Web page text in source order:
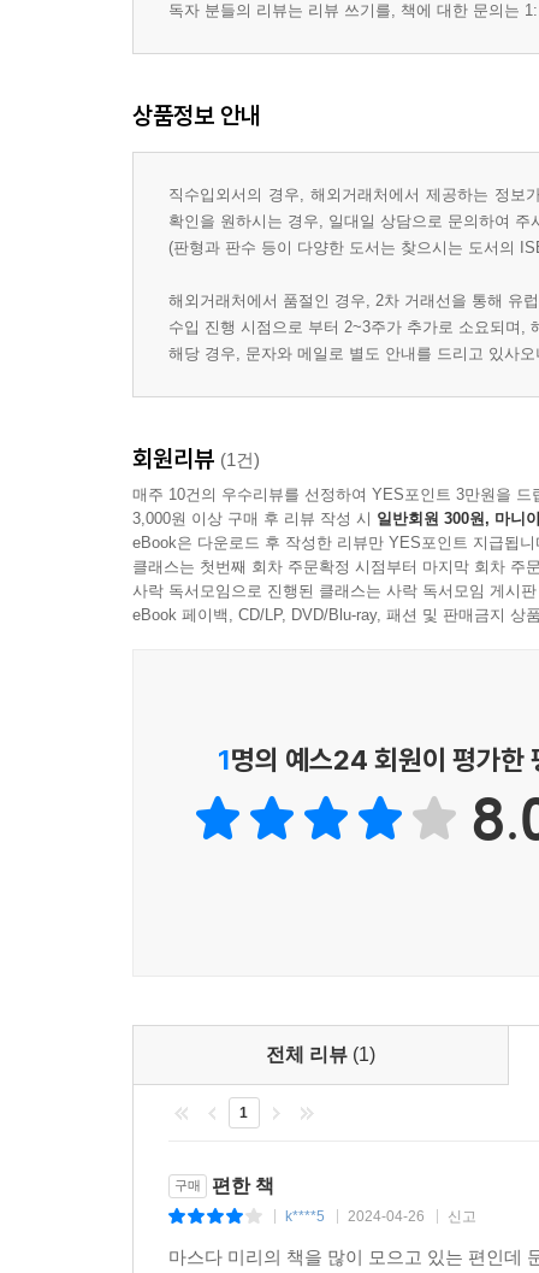
독자 분들의 리뷰는 리뷰 쓰기를, 책에 대한 문의는
상품정보 안내
직수입외서의 경우, 해외거래처에서 제공하는 정
확인을 원하시는 경우, 일대일 상담으로 문의하여 주
(판형과 판수 등이 다양한 도서는 찾으시는 도서의
해외거래처에서 품절인 경우, 2차 거래선을 통해 유
수입 진행 시점으로 부터 2~3주가 추가로 소요되며,
해당 경우, 문자와 메일로 별도 안내를 드리고 있사
회원리뷰 (1건)
매주 10건의 우수리뷰를 선정하여 YES포인트 3만원을 드
3,000원 이상 구매 후 리뷰 작성 시 일반회원 300원, 마니
eBook은 다운로드 후 작성한 리뷰만 YES포인트 지급됩니
클래스는 첫번째 회차 주문확정 시점부터 마지막 회차 주
사락 독서모임으로 진행된 클래스는 사락 독서모임 게시
eBook 페이백, CD/LP, DVD/Blu-ray, 패션 및 판매금지 상
1명의 예스24 회원이 평가한
전체 리뷰 (1)
1
구매 편한 책
k****5 2024-04-26 신고
마스다 미리의 책을 많이 모으고 있는 편인데